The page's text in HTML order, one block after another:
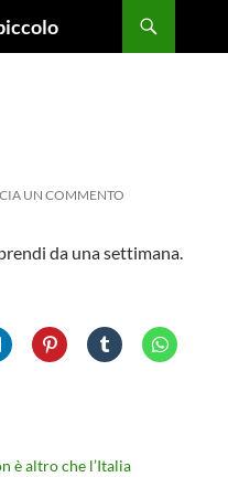
UN COMMENTO
da una settimana.
è altro che l’Italia